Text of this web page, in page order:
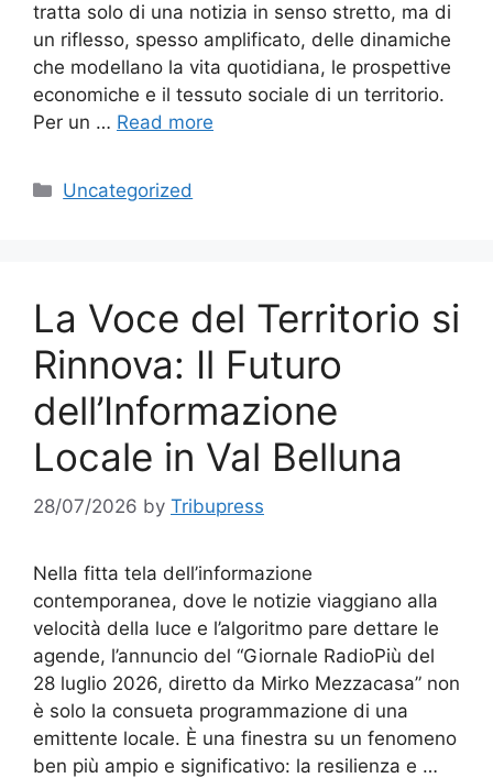
tratta solo di una notizia in senso stretto, ma di
un riflesso, spesso amplificato, delle dinamiche
che modellano la vita quotidiana, le prospettive
economiche e il tessuto sociale di un territorio.
Per un … Read more
Categories
Uncategorized
La Voce del Territorio si
Rinnova: Il Futuro
dell’Informazione
Locale in Val Belluna
28/07/2026 by Tribupress
Nella fitta tela dell’informazione
contemporanea, dove le notizie viaggiano alla
velocità della luce e l’algoritmo pare dettare le
agende, l’annuncio del “Giornale RadioPiù del
28 luglio 2026, diretto da Mirko Mezzacasa” non
è solo la consueta programmazione di una
emittente locale. È una finestra su un fenomeno
ben più ampio e significativo: la resilienza e …